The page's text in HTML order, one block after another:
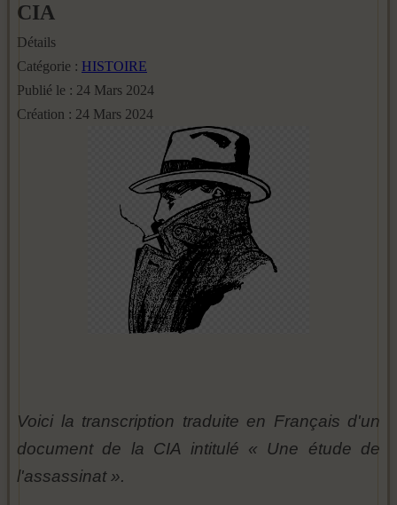
CIA
Détails
Catégorie : HISTOIRE
Publié le : 24 Mars 2024
Création : 24 Mars 2024
Voici la transcription traduite en Français d'un
document de la CIA intitulé « Une étude de
l'assassinat ».